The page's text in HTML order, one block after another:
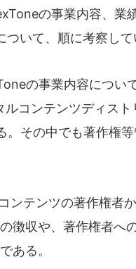
の事業内容、業
ついて、順に考察して
の事業内容につい
ルコンテンツディス
。その中でも著作権
ンテンツの著作権者
徴収や、著作権者へ
ある。